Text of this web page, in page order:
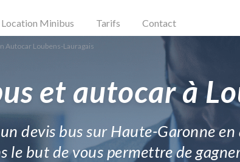
Location Minibus Tarifs Contact
Autocar Loubens-Lauragais
et autocar à
devis bus sur Haute-Garonne
but de vous permettre de